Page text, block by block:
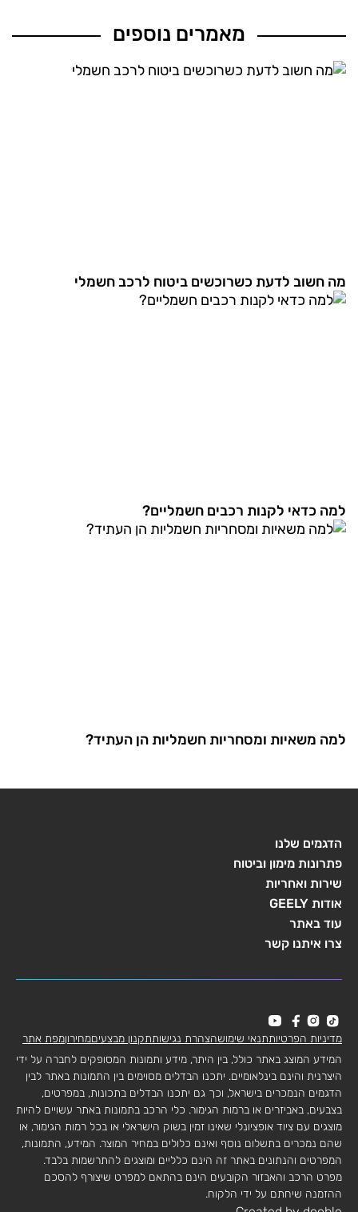
מאמרים נוספים
מה חשוב לדעת כשרוכשים ביטוח לרכב חשמלי
למה כדאי לקנות רכבים חשמליים?
למה משאיות ומסחריות חשמליות הן העתיד?
הדגמים שלנו
פתרונות מימון וביטוח
שירות ואחריות
אודות GEELY
עוד באתר
צרו איתנו קשר
מדיניות הפרטיותתנאי שימושהצהרת נגישותתקנון מבצעיםמחירוןמפת אתר
המידע המוצג באתר כולל, בין היתר, מידע ותמונות המסופקים לחברה על ידי
היצרנית והינם בינלאומיים. יתכנו הבדלים מסוימים בין התמונות באתר לבין
הדגמים הנמכרים בישראל, וכך גם יתכנו הבדלים בתכונות, במפרטים,
בצבעים, באביזרים או ברמות הגימור. כלי הרכב בתמונות באתר עשויים להיות
מוצגים עם ציוד אופציונלי שאינו זמין בשוק הישראלי או בכל רמות הגימור, או
שהם נמכרים בתשלום נוסף ואינם כלולים במחיר המוצר. המידע, התמונות,
המפרטים והנתונים באתר זה הינם כלליים ומוצגים להתרשמות בלבד.
מפרט הרכב והאבזור הקובעים הינם בהתאם למפרט שיצורף להסכם
ההזמנה שיחתם על ידי הלקוח.